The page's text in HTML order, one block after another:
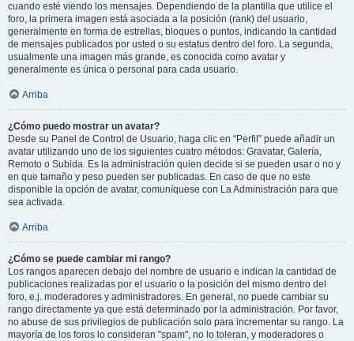
cuando esté viendo los mensajes. Dependiendo de la plantilla que utilice el
foro, la primera imagen está asociada a la posición (rank) del usuario,
generalmente en forma de estrellas, bloques o puntos, indicando la cantidad
de mensajes publicados por usted o su estatus dentro del foro. La segunda,
usualmente una imagen más grande, es conocida como avatar y
generalmente es única o personal para cada usuario.
Arriba
¿Cómo puedo mostrar un avatar?
Desde su Panel de Control de Usuario, haga clic en “Perfil” puede añadir un
avatar utilizando uno de los siguientes cuatro métodos: Gravatar, Galería,
Remoto o Subida. Es la administración quien decide si se pueden usar o no y
en que tamaño y peso pueden ser publicadas. En caso de que no este
disponible la opción de avatar, comuníquese con La Administración para que
sea activada.
Arriba
¿Cómo se puede cambiar mi rango?
Los rangos aparecen debajo del nombre de usuario e indican la cantidad de
publicaciones realizadas por el usuario o la posición del mismo dentro del
foro, e.j. moderadores y administradores. En general, no puede cambiar su
rango directamente ya que está determinado por la administración. Por favor,
no abuse de sus privilegios de publicación solo para incrementar su rango. La
mayoría de los foros lo consideran "spam", no lo toleran, y moderadores o